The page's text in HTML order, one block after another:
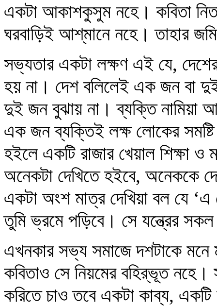
একটা আকাশকুসুম নহে। কবিতা
ঘরবাড়িই আশ্‌মানে নহে। তাহার
সভ্যতার একটা লক্ষণ এই যে,
হয় না। দেশ বলিলেই এক জন বা
দুই জন বুঝায় না। ব্যক্তি
এক জন ব্যক্তিই লক্ষ লোকের
হইলে একটি রাজার খেয়াল শিক্ষা
অনেকটা দেখিতে হইবে, অনেককে
একটা অংশ মাত্র দেখিয়া বল যে
তুমি ভ্রমে পড়িবে। সে যন্ত্রের
এখনকার সভ্য সমাজে দশটাকে মনে
কবিতাও সে নিয়মের বহির্‌ভূত
করিতে চাও তবে একটা কাব্য, একটি